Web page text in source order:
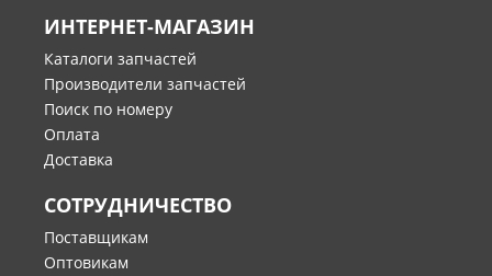
ИНТЕРНЕТ-МАГАЗИН
Каталоги запчастей
Производители запчастей
Поиск по номеру
Оплата
Доставка
СОТРУДНИЧЕСТВО
Поставщикам
Оптовикам